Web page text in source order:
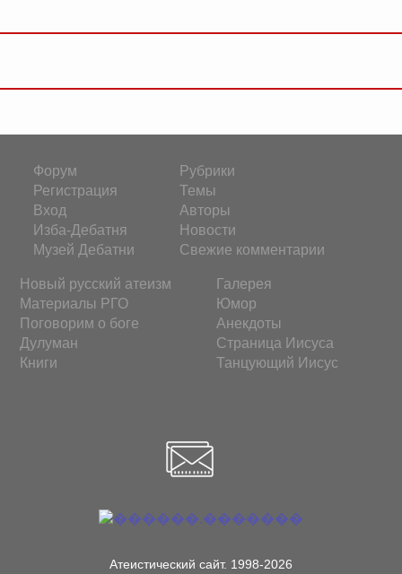
Форум
Регистрация
Вход
Изба-Дебатня
Музей Дебатни
Рубрики
Темы
Авторы
Новости
Свежие комментарии
Новый русский атеизм
Материалы РГО
Поговорим о боге
Дулуман
Книги
Галерея
Юмор
Анекдоты
Страница Иисуса
Танцующий Иисус
Атеистический сайт. 1998-2026